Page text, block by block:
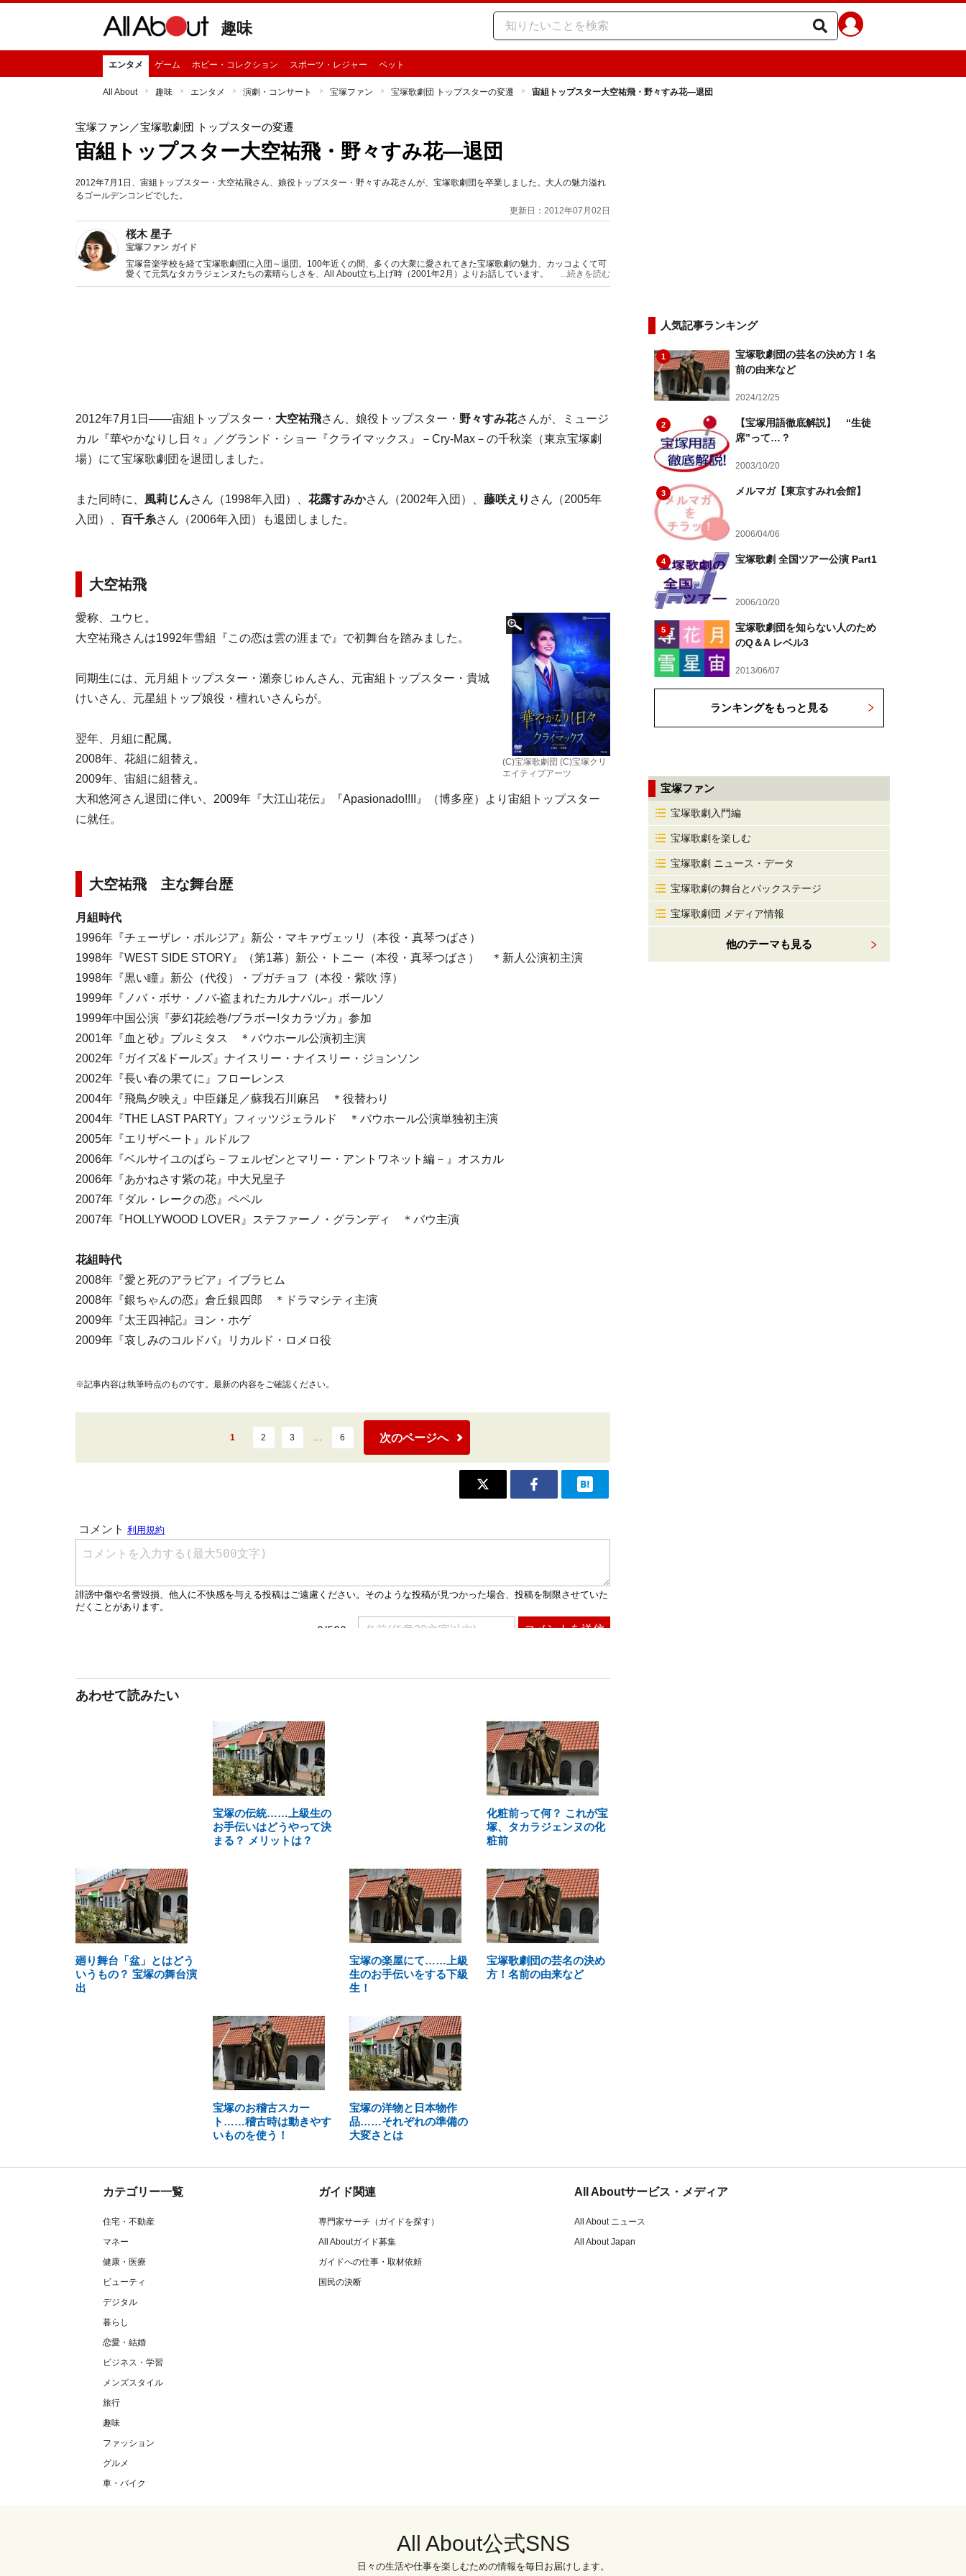
趣味
エンタメ ゲーム ホビー・コレクション スポーツ・レジャー ペット
All About 趣味 エンタメ 演劇・コンサート 宝塚ファン 宝塚歌劇団 トップスターの変遷 宙組トップスター大空祐飛・野々すみ花―退団
宝塚ファン ／宝塚歌劇団 トップスターの変遷
宙組トップスター大空祐飛・野々すみ花―退団
2012年7月1日、宙組トップスター・大空祐飛さん、娘役トップスター・野々すみ花さんが、宝塚歌劇団を卒業しました。大人の魅力溢れ
るゴールデンコンビでした。
更新日：2012年07月02日
桜木 星子
宝塚ファン ガイド
宝塚音楽学校を経て宝塚歌劇団に入団～退団。100年近くの間、多くの大衆に愛されてきた宝塚歌劇の魅力、カッコよくて可
愛くて元気なタカラジェンヌたちの素晴らしさを、All About立ち上げ時（2001年2月）よりお話しています。
...続きを読む
2012年7月1日——宙組トップスター・ 大空祐飛さん、娘役トップスター・ 野々すみ花さんが、ミュージ
カル『華やかなりし日々』／グランド・ショー『クライマックス』－Cry‐Max－の千秋楽（東京宝塚劇
場）にて宝塚歌劇団を退団しました。
また同時に、 風莉じんさん（1998年入団）、 花露すみかさん（2002年入団）、 藤咲えり さん（2005年
入団）、 百千糸さん（2006年入団）も退団しました。
大空祐飛
(C)宝塚歌劇団 (C)宝塚クリ
エイティブアーツ
愛称、ユウヒ。
大空祐飛さんは1992年雪組『この恋は雲の涯まで』で初舞台を踏みました。
同期生には、元月組トップスター・瀬奈じゅんさん、元宙組トップスター・貴城
けいさん、元星組トップ娘役・檀れいさんらが。
翌年、月組に配属。
2008年、花組に組替え。
2009年、宙組に組替え。
大和悠河さん退団に伴い、2009年『大江山花伝』『Apasionado!!II』（博多座）より宙組トップスター
に就任。
大空祐飛 主な舞台歴
月組時代
1996年『チェーザレ・ボルジア』新公・マキァヴェッリ（本役・真琴つばさ）
1998年『WEST SIDE STORY』（第1幕）新公・トニー（本役・真琴つばさ） ＊新人公演初主演
1998年『黒い瞳』新公（代役）・プガチョフ（本役・紫吹 淳）
1999年『ノバ・ボサ・ノバ-盗まれたカルナバル-』ボールソ
1999年中国公演『夢幻花絵巻/ブラボー!タカラヅカ』参加
2001年『血と砂』プルミタス ＊バウホール公演初主演
2002年『ガイズ&ドールズ』ナイスリー・ナイスリー・ジョンソン
2002年『長い春の果てに』フローレンス
2004年『飛鳥夕映え』中臣鎌足／蘇我石川麻呂 ＊役替わり
2004年『THE LAST PARTY』フィッツジェラルド ＊バウホール公演単独初主演
2005年『エリザベート』ルドルフ
2006年『ベルサイユのばら－フェルゼンとマリー・アントワネット編－』オスカル
2006年『あかねさす紫の花』中大兄皇子
2007年『ダル・レークの恋』ペペル
2007年『HOLLYWOOD LOVER』ステファーノ・グランディ ＊バウ主演
花組時代
2008年『愛と死のアラビア』イブラヒム
2008年『銀ちゃんの恋』倉丘銀四郎 ＊ドラマシティ主演
2009年『太王四神記』ヨン・ホゲ
2009年『哀しみのコルドバ』リカルド・ロメロ役
※記事内容は執筆時点のものです。最新の内容をご確認ください。
1 2 3 … 6 次のページへ
あわせて読みたい
宝塚の伝統……上級生の
お手伝いはどうやって決
まる？ メリットは？
化粧前って何？ これが宝
塚、タカラジェンヌの化
粧前
廻り舞台「盆」とはどう
いうもの？ 宝塚の舞台演
出
宝塚の楽屋にて……上級
生のお手伝いをする下級
生！
宝塚歌劇団の芸名の決め
方！名前の由来など
宝塚のお稽古スカー
ト……稽古時は動きやす
いものを使う！
宝塚の洋物と日本物作
品……それぞれの準備の
大変さとは
人気記事ランキング
1
宝塚歌劇団の芸名の決め方！名
前の由来など
2024/12/25
2
【宝塚用語徹底解説】 “生徒
席”って…？
2003/10/20
3 メルマガ【東京すみれ会館】
2006/04/06
4 宝塚歌劇 全国ツアー公演 Part1
2006/10/20
5
宝塚歌劇団を知らない人のため
のQ＆A レベル3
2013/06/07
ランキングをもっと見る
宝塚ファン
宝塚歌劇入門編
宝塚歌劇を楽しむ
宝塚歌劇 ニュース・データ
宝塚歌劇の舞台とバックステージ
宝塚歌劇団 メディア情報
他のテーマも見る
カテゴリー一覧
住宅・不動産
マネー
健康・医療
ビューティ
デジタル
暮らし
恋愛・結婚
ビジネス・学習
メンズスタイル
旅行
趣味
ファッション
グルメ
車・バイク
ガイド関連
専門家サーチ（ガイドを探す）
All Aboutガイド募集
ガイドへの仕事・取材依頼
国民の決断
All Aboutサービス・メディア
All About ニュース
All About Japan
All About公式SNS
日々の生活や仕事を楽しむための情報を毎日お届けします。